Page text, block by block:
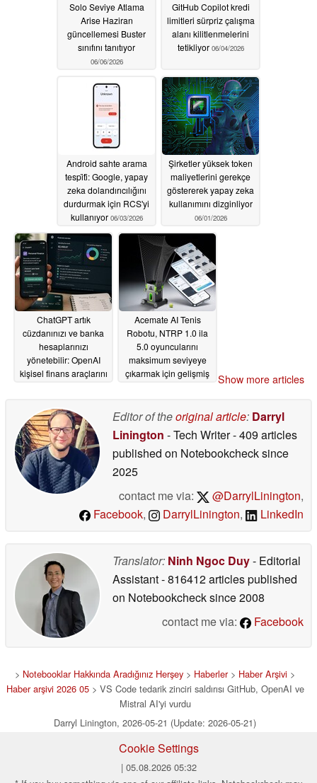
Solo Seviye Atlama
Arise Haziran
güncellemesi Buster
sınıfını tanıtıyor
06/06/2026
GitHub Copilot kredi
limitleri sürpriz çalışma
alanı kilitlenmelerini
tetikliyor 06/04/2026
Android sahte arama
tespi̇ti̇: Google, yapay
zeka dolandırıcılığını
durdurmak için RCS'yi
kullanıyor 06/03/2026
Şirketler yüksek token
maliyetlerini gerekçe
göstererek yapay zeka
kullanımını dizginliyor
06/01/2026
ChatGPT artık
cüzdanınızı ve banka
hesaplarınızı
yönetebilir: OpenAI
kişisel finans araçlarını
Acemate AI Tenis
Robotu, NTRP 1.0 ila
5.0 oyuncularını
maksimum seviyeye
çıkarmak için gelişmiş
Show more articles
Editor of theoriginal article: Darryl
Linington - Tech Writer- 409 articles
published on Notebookchecksince
2025
contact me via:
@DarrylLinington,
Facebook, DarrylLinington, LinkedIn
Translator: Ninh Ngoc Duy- Editorial
Assistant- 816412 articles published
on Notebookchecksince 2008
contact me via:
Facebook
> Notebooklar Hakkında Aradığınız Herşey > Haberler> Haber Arşivi >
Haber arşivi 2026 05> VS Code tedarik zinciri saldırısı GitHub, OpenAI ve
Mistral AI'yi vurdu
Darryl Linington, 2026-05-21 (Update: 2026-05-21)
Cookie Settings
| 05.08.2026 05:32